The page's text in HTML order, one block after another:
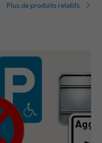
Plus de produits relatifs